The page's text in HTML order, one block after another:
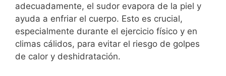
adecuadamente, el sudor evapora de la piel y
ayuda a enfriar el cuerpo. Esto es crucial,
especialmente durante el ejercicio físico y en
climas cálidos, para evitar el riesgo de golpes
de calor y deshidratación.